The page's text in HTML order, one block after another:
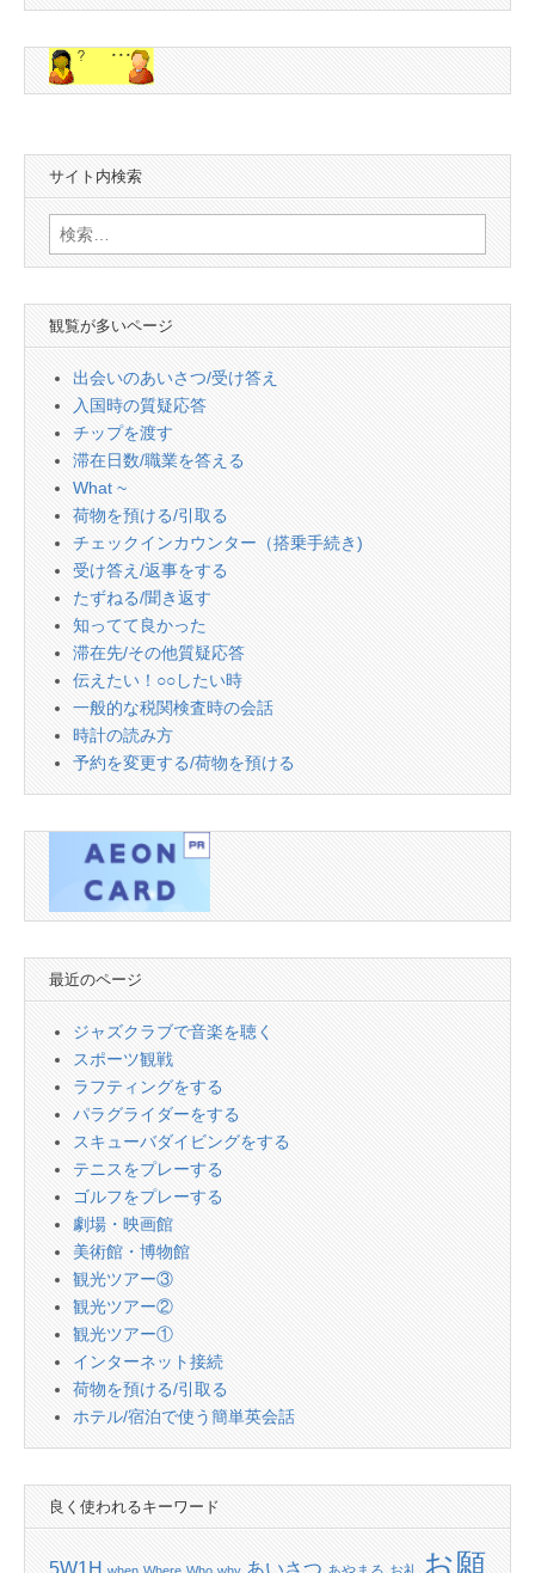
サイト内検索
検
索:
観覧が多いページ
出会いのあいさつ/受け答え
入国時の質疑応答
チップを渡す
滞在日数/職業を答える
What ~
荷物を預ける/引取る
チェックインカウンター（搭乗手続き)
受け答え/返事をする
たずねる/聞き返す
知ってて良かった
滞在先/その他質疑応答
伝えたい！○○したい時
一般的な税関検査時の会話
時計の読み方
予約を変更する/荷物を預ける
最近のページ
ジャズクラブで音楽を聴く
スポーツ観戦
ラフティングをする
パラグライダーをする
スキューバダイビングをする
テニスをプレーする
ゴルフをプレーする
劇場・映画館
美術館・博物館
観光ツアー③
観光ツアー②
観光ツアー①
インターネット接続
荷物を預ける/引取る
ホテル/宿泊で使う簡単英会話
良く使われるキーワード
5W1H あいさつ お願